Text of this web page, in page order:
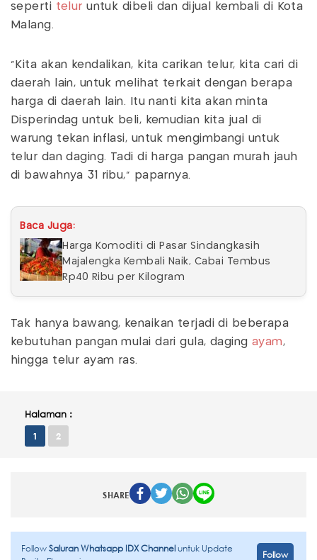
seperti telur untuk dibeli dan dijual kembali di Kota
Malang.
"Kita akan kendalikan, kita carikan telur, kita cari di
daerah lain, untuk melihat terkait dengan berapa
harga di daerah lain. Itu nanti kita akan minta
Disperindag untuk beli, kemudian kita jual di
warung tekan inflasi, untuk mengimbangi untuk
telur dan daging. Tadi di harga pangan murah jauh
di bawahnya 31 ribu," paparnya.
Baca Juga:
Harga Komoditi di Pasar Sindangkasih
Majalengka Kembali Naik, Cabai Tembus
Rp40 Ribu per Kilogram
Tak hanya bawang, kenaikan terjadi di beberapa
kebutuhan pangan mulai dari gula, dagingayam ,
hingga telur ayam ras.
Halaman :
1 2
SHARE
FollowSaluran Whatsapp IDX Channeluntuk Update
Follow